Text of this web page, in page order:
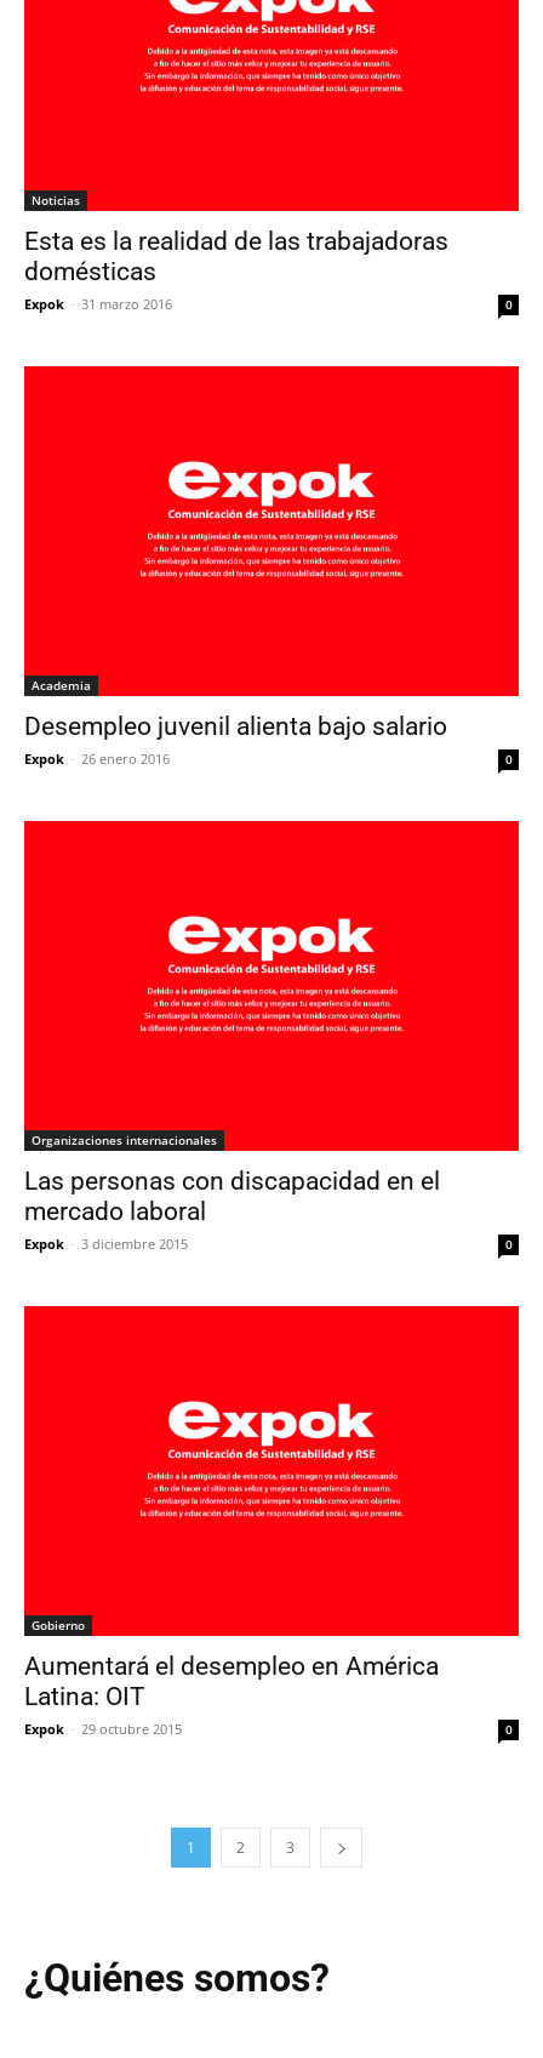
Noticias
Esta es la realidad de las trabajadoras
domésticas
Expok - 31 marzo 2016 0
Academia
Desempleo juvenil alienta bajo salario
Expok - 26 enero 2016 0
Organizaciones internacionales
Las personas con discapacidad en el
mercado laboral
Expok - 3 diciembre 2015 0
Gobierno
Aumentará el desempleo en América
Latina: OIT
Expok - 29 octubre 2015 0
1 2 3
¿Quiénes somos?